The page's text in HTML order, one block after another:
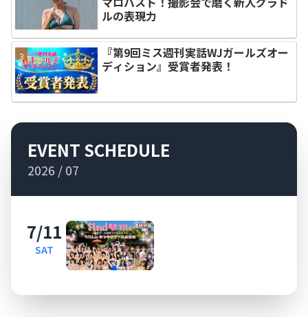
ルの表現力
『第9回ミス週刊実話WJガールズオー
ディション』受賞者発表！
EVENT SCHEDULE
2026 / 07
7/11
SAT